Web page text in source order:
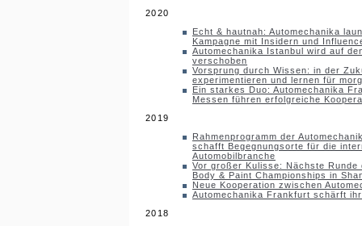
2020
Echt & hautnah: Automechanika
Kampagne mit Insidern und
Automechanika Istanbul wird auf
verschoben
Vorsprung durch Wissen: in der
experimentieren und lernen für
Ein starkes Duo: Automechanika
Messen führen erfolgreiche
2019
Rahmenprogramm der
schafft Begegnungsorte für die
Automobilbranche
Vor großer Kulisse: Nächste Runde
Body & Paint Championships in
Neue Kooperation zwischen
Automechanika Frankfurt schärft
2018